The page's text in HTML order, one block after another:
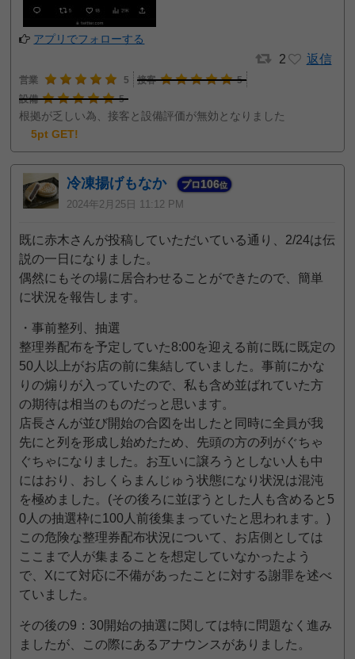
アプリでフォローする
2 返信
営業 5 接客
5
設備
5
根拠が乏しい為、接客と設備評価が無効となりました
5pt GET!
冷凍揚げもなか プロ106位
2024年2月25日 11:12 PM
既に赤木さんが投稿していただいている通り、2/24は伝
説の一日になりました。
偶然にもその場に居合わせることができたので、簡単
に状況を報告します。
・事前整列、抽選
整理券配布を予定していた8:00を迎える前に既に既定の
50人以上がお店の前に集結していました。事前にかな
りの煽りが入っていたので、私も含め並ばれていた方
の期待は相当のものだっと思います。
店長さんが並び開始の合図を出したと同時に全員が我
先にと列を形成し始めたため、先頭の方の列がぐちゃ
ぐちゃになりました。お互いに譲ろうとしない人も中
にはおり、おしくらまんじゅう状態になり状況は混沌
を極めました。(その後ろに並ぼうとした人も含めると5
0人の抽選枠に100人前後集まっていたと思われます。)
この危険な整理券配布状況について、お店側としては
ここまで人が集まることを想定していなかったよう
で、Xにて対応に不備があったことに対する謝罪を述べ
ていました。
その後の9：30開始の抽選に関しては特に問題なく進み
ましたが、この際にあるアナウンスがありました。